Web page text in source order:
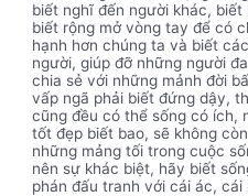
biết nghĩ đến người khác,
biết rộng mở vòng tay để có
hạnh hơn chúng ta và biết
người, giúp đỡ những người
chia sẻ với những mảnh đời
vấp ngã phải biết đứng dậy,
cũng đều có thể sống có ích,
tốt đẹp biết bao, sẽ không
những mảng tối trong cuộc
nên sự khác biệt, hãy biết
phán đấu tranh với cái ác,